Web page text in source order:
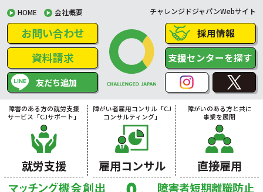
HOME 会社概要 チャレンジドジャパンWebサイト
お問い合わせ
資料請求
友だち追加
採用情報
支援センターを探す
障害のある方の就労支援
サービス「CJサポート」
就労支援
障がい者雇用コンサル「CJ
コンサルティング」
雇用コンサル
障がいのある方と共に
事業を展開
直接雇用